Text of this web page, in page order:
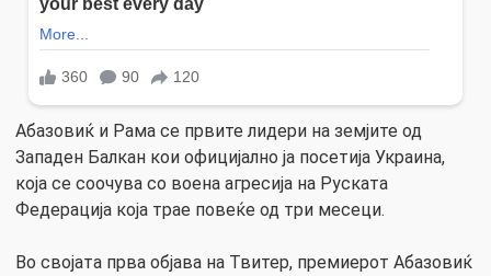
Абазовиќ и Рама се првите лидери на земјите од
Западен Балкан кои официјално ја посетија Украина,
која се соочува со воена агресија на Руската
Федерација која трае повеќе од три месеци.
Во својата прва објава на Твитер, премиерот Абазовиќ